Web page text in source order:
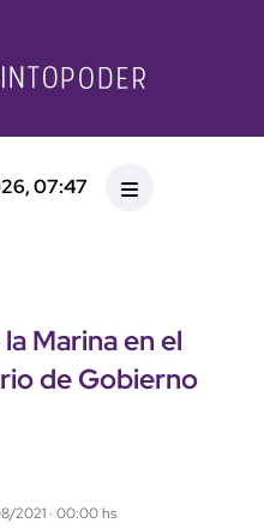
07:47
Marina en el
de Gobierno
2021 · 00:00 hs